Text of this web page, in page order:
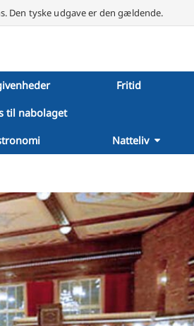
Den tyske udgave er den gældende.
Fritid
til nabolaget
Natteliv